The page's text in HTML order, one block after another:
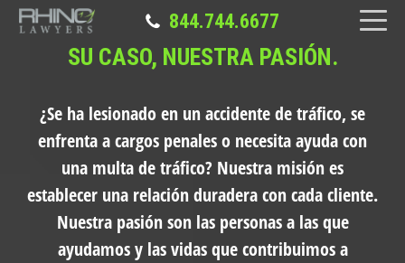
844.744.6677
SU CASO, NUESTRA PASIÓN.
¿Se ha lesionado en un accidente de tráfico, se
enfrenta a cargos penales o necesita ayuda con
una multa de tráfico? Nuestra misión es
establecer una relación duradera con cada cliente.
Nuestra pasión son las personas a las que
ayudamos y las vidas que contribuimos a